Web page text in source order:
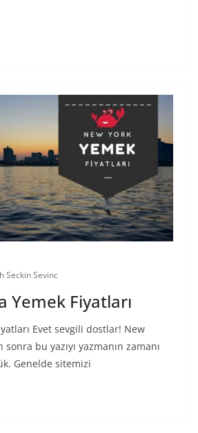
Seckin Sevinc
Yemek Fiyatları
Evet sevgili dostlar! New
sonra bu yazıyı yazmanın zamanı
Genelde sitemizi